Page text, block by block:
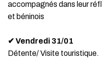
accompagnés dans leur
et béninois
✔ Vendredi 31/01
Détente/ Visite touristique.